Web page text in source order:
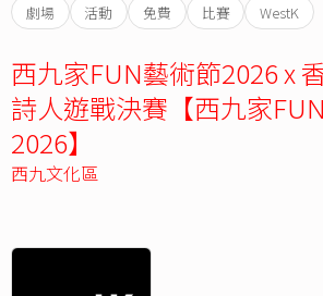
劇場 活動 免費 比賽 WestK
西九家FUN藝術節2026 x
詩人遊戰決賽【西九家
2026】
西九文化區